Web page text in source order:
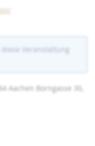
Veranstaltung
Aachen Borngasse 30,